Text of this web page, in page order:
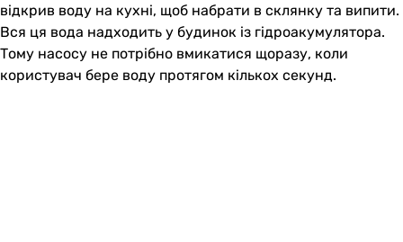
відкрив воду на кухні, щоб набрати в склянку та випити.
Вся ця вода надходить у будинок із гідроакумулятора.
Тому насосу не потрібно вмикатися щоразу, коли
користувач бере воду протягом кількох секунд.